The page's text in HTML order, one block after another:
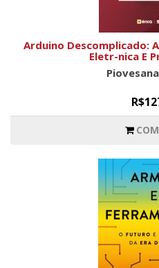
Arduino Descomplicado:
Eletr-nica E